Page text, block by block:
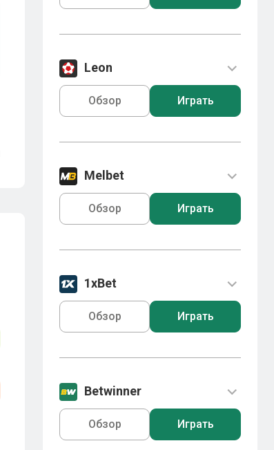
Leon
Обзор Играть
Melbet
Обзор Играть
1xBet
Обзор Играть
Betwinner
Обзор Играть